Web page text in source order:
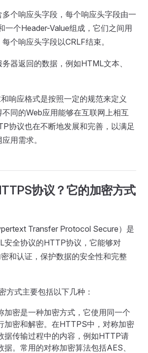
个响应头字段，每个响应头字段由一
一个Header-Value组成，它们之间用
个响应头字段以CRLF结束。
器返回的数据，例如HTML文本、
响应格式是按照一定的规范来定义
同的Web应用能够在互联网上相互
协议也在不断地发展和完善，以满足
用需求。
协议？它的加密方式
Transfer Protocol Secure）是
安全协议的HTTP协议，它能够对
和认证，保护数据的安全性和完整
方式主要包括以下几种：
加密是一种加密方式，它使用同一个
加密和解密。在HTTPS中，对称加密
据传输过程中的内容，例如HTTP请
据。常用的对称加密算法包括AES、